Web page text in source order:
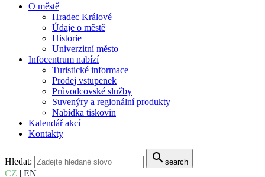
O městě
Hradec Králové
Údaje o městě
Historie
Univerzitní město
Infocentrum nabízí
Turistické informace
Prodej vstupenek
Průvodcovské služby
Suvenýry a regionální produkty
Nabídka tiskovin
Kalendář akcí
Kontakty
Hledat: search search
CZ | EN